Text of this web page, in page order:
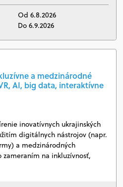
Od 6.8.2026
Do 6.9.2026
a medzinárodné
AI, big data, interaktívne
inovatívnych ukrajinských
digitálnych nástrojov (napr.
a medzinárodných
zameraním na inkluzívnosť,